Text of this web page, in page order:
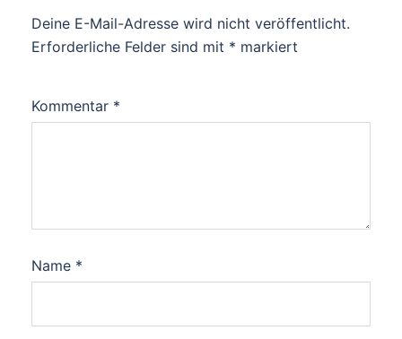
Deine E-Mail-Adresse wird nicht veröffentlicht.
Erforderliche Felder sind mit * markiert
Kommentar *
Name *